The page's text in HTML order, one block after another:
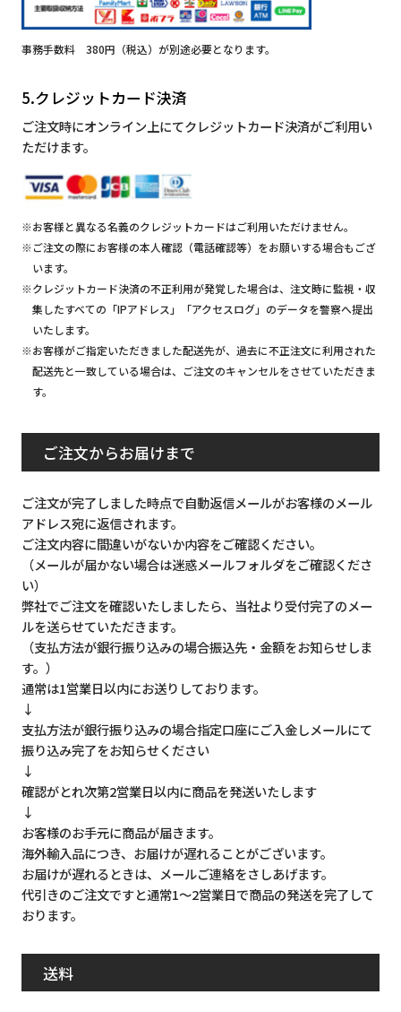
事務手数料 380円（税込）が別途必要となります。
5.クレジットカード決済
ご注文時にオンライン上にてクレジットカード決済がご利用い
ただけます。
※お客様と異なる名義のクレジットカードはご利用いただけません。
※ご注文の際にお客様の本人確認（電話確認等）をお願いする場合もござ
います。
※クレジットカード決済の不正利用が発覚した場合は、注文時に監視・収
集したすべての「IPアドレス」「アクセスログ」のデータを警察へ提出
いたします。
※お客様がご指定いただきました配送先が、過去に不正注文に利用された
配送先と一致している場合は、ご注文のキャンセルをさせていただきま
す。
ご注文からお届けまで
ご注文が完了しました時点で自動返信メールがお客様のメール
アドレス宛に返信されます。
ご注文内容に間違いがないか内容をご確認ください。
（メールが届かない場合は迷惑メールフォルダをご確認くださ
い）
弊社でご注文を確認いたしましたら、当社より受付完了のメー
ルを送らせていただきます。
（支払方法が銀行振り込みの場合振込先・金額をお知らせしま
す。）
通常は1営業日以内にお送りしております。
↓
支払方法が銀行振り込みの場合指定口座にご入金しメールにて
振り込み完了をお知らせください
↓
確認がとれ次第2営業日以内に商品を発送いたします
↓
お客様のお手元に商品が届きます。
海外輸入品につき、お届けが遅れることがございます。
お届けが遅れるときは、メールご連絡をさしあげます。
代引きのご注文ですと通常1～2営業日で商品の発送を完了して
おります。
送料